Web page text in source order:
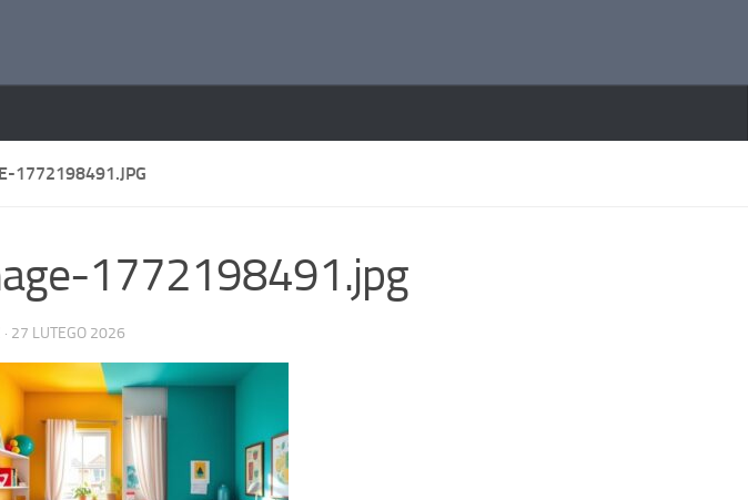
1772198491.JPG
1772198491.jpg
· 27 LUTEGO 2026